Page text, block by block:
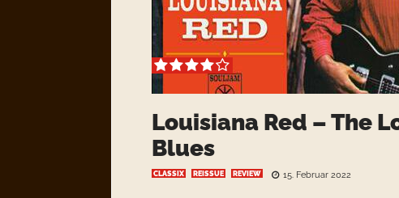
Louisiana Red – The
Blues
CLASSIX REISSUE REVIEW 15. Februar 2022